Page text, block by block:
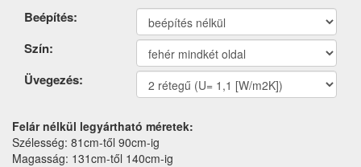
Termék
opciók
Beépítés:
Szín:
Üvegezés:
Felár nélkül legyártható méretek:
Szélesség: 81cm-től 90cm-ig
Magasság: 131cm-től 140cm-ig